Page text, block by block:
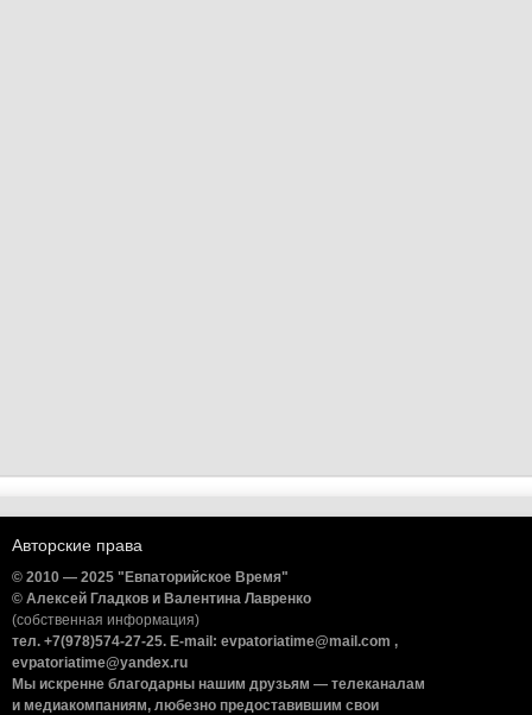
Авторские права
© 2010 — 2025 "Евпаторийское Время"
© Алексей Гладков и Валентина Лавренко
(собственная информация)
тел. +7(978)574-27-25. E-mail: evpatoriatime@mail.com ,
evpatoriatime@yandex.ru
Мы искренне благодарны нашим друзьям — телеканалам
и медиакомпаниям, любезно предоставившим свои